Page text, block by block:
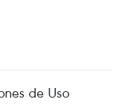
de Uso